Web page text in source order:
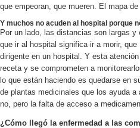
que empeoran, que mueren. El mapa
Y muchos no acuden al hospital porque
Por un lado, las distancias son largas
que ir al hospital significa ir a morir,
dirigente en un hospital. Y esta
receta y se comprometen a
lo que están haciendo es quedarse en
de plantas medicinales que los ayuda
no, pero la falta de acceso a
¿Cómo llegó la enfermedad a las